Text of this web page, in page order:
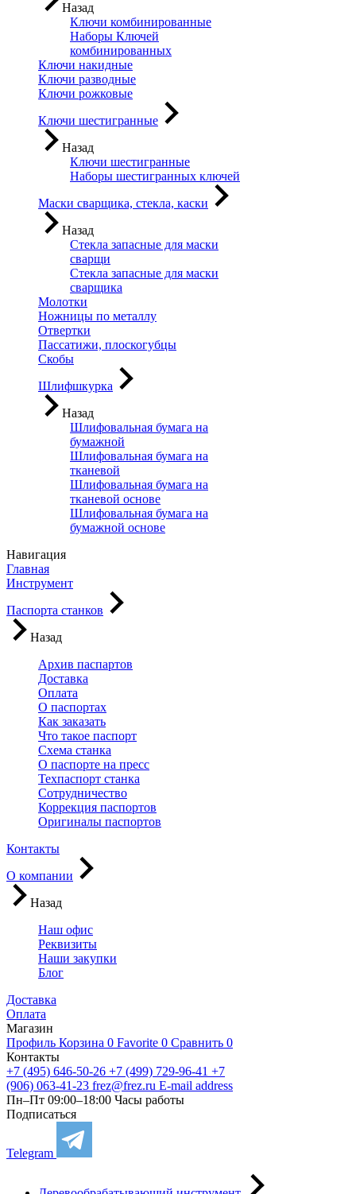
Назад
Ключи комбинированные
Наборы Ключей
комбинированных
Ключи накидные
Ключи разводные
Ключи рожковые
Ключи шестигранные
Назад
Ключи шестигранные
Наборы шестигранных ключей
Маски сварщика, стекла, каски
Назад
Стекла запасные для маски
сварщи
Стекла запасные для маски
сварщика
Молотки
Ножницы по металлу
Отвертки
Пассатижи, плоскогубцы
Скобы
Шлифшкурка
Назад
Шлифовальная бумага на
бумажной
Шлифовальная бумага на
тканевой
Шлифовальная бумага на
тканевой основе
Шлифовальная бумага на
бумажной основе
Навигация
Главная
Инструмент
Паспорта станков
Назад
Архив паспартов
Доставка
Оплата
О паспортах
Как заказать
Что такое паспорт
Схема станка
О паспорте на пресс
Техпаспорт станка
Сотрудничество
Коррекция паспортов
Оригиналы паспортов
Контакты
О компании
Назад
Наш офис
Реквизиты
Наши закупки
Блог
Доставка
Оплата
Магазин
Профиль Корзина 0 Favorite 0 Сравнить 0
Контакты
+7 (495) 646-50-26 +7 (499) 729-96-41 +7
(906) 063-41-23 frez@frez.ru E-mail address
Пн–Пт 09:00–18:00 Часы работы
Подписаться
Telegram